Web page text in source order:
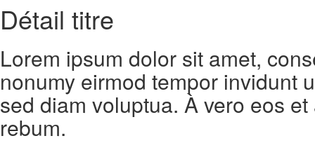
Détail titre
Lorem ipsum dolor sit amet,
nonumy eirmod tempor invidunt
sed diam voluptua. À vero eos
rebum.